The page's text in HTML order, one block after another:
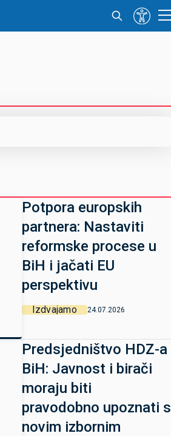
Potpora europskih
partnera: Nastaviti
reformske procese u
BiH i jačati EU
perspektivu
Izdvajamo 24.07.2026
Predsjedništvo HDZ-a
BiH: Javnost i birači
moraju biti
pravodobno upoznati s
novim izbornim